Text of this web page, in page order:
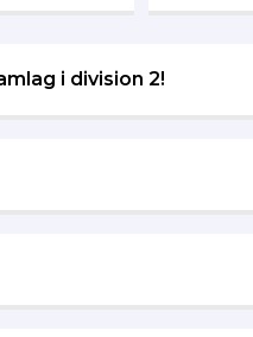
i division 2!